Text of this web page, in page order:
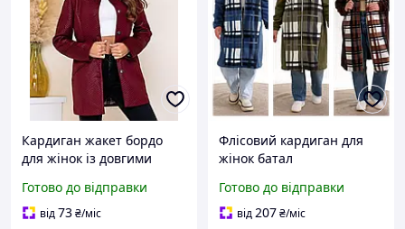
Кардиган жакет бордо
для жінок із довгими
середньої довжини до
стебла арт 2002
Готово до відправки
від73₴/міс
Флісовий кардиган для
жінок батал
Готово до відправки
від207₴/міс